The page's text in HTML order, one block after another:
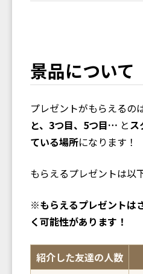
景品について
プレゼントがもらえるの
と、3つ目、5つ目… とス
ている場所になります！
もらえるプレゼントは以
※もらえるプレゼントは
く可能性があります！
紹介した友達の人数